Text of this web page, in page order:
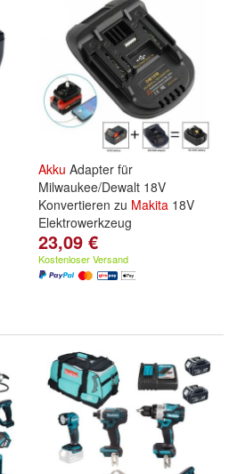
Akku Adapter für
Milwaukee/Dewalt 18V
Konvertieren zu Makita 18V
Elektrowerkzeug
23,09 €
Kostenloser Versand